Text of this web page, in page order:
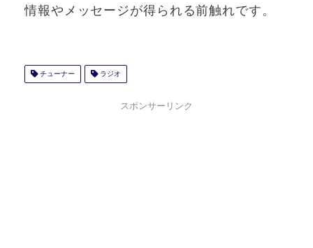
情報やメッセージが得られる前触れです。
チューナー ラジオ
スポンサーリンク